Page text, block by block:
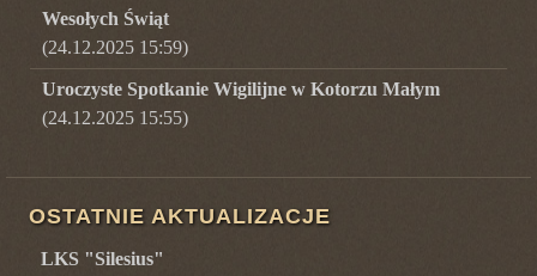
Wesołych Świąt
(24.12.2025 15:59)
Uroczyste Spotkanie Wigilijne w Kotorzu Małym
(24.12.2025 15:55)
OSTATNIE AKTUALIZACJE
LKS "Silesius"